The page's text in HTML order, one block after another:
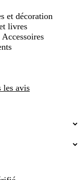
et décoration
livres
les avis